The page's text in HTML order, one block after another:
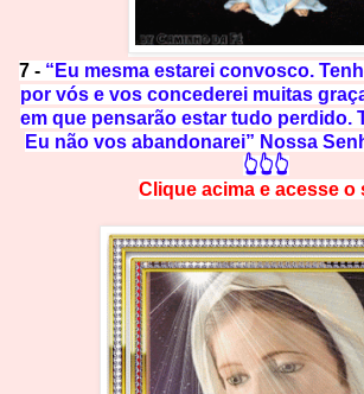
7 - “Eu mesma estarei convosco.
por vós e vos concederei muitas
em que pensarão estar tudo perdido.
Eu não vos abandonarei” Nossa
👆👆👆
Clique acima e acesse o